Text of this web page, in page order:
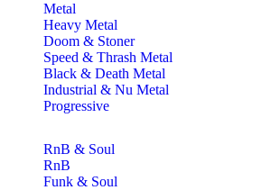
Metal
Heavy Metal
Doom & Stoner
Speed & Thrash Metal
Black & Death Metal
Industrial & Nu Metal
Progressive
RnB & Soul
RnB
Funk & Soul